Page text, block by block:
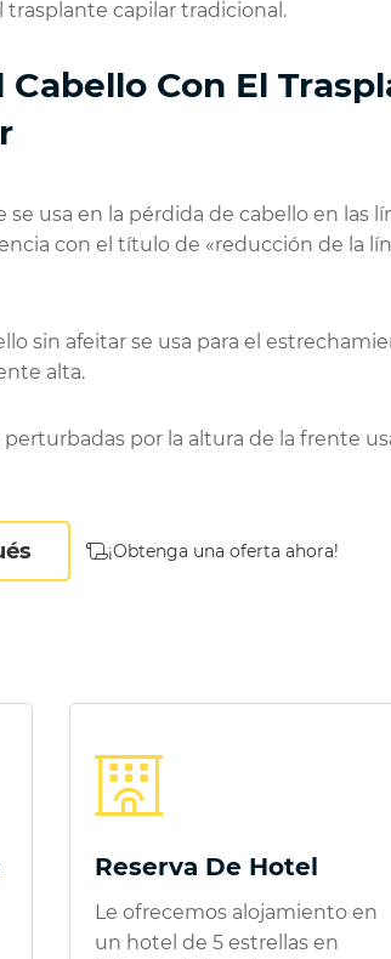
trasplante capilar tradicional.
Cabello Con El
usa en la pérdida de cabello en las
con el título de «reducción de la
sin afeitar se usa para el
alta.
por la altura de la frente
¡Obtenga una oferta ahora!
Reserva De Hotel
Le ofrecemos alojamiento en
un hotel de 5 estrellas en